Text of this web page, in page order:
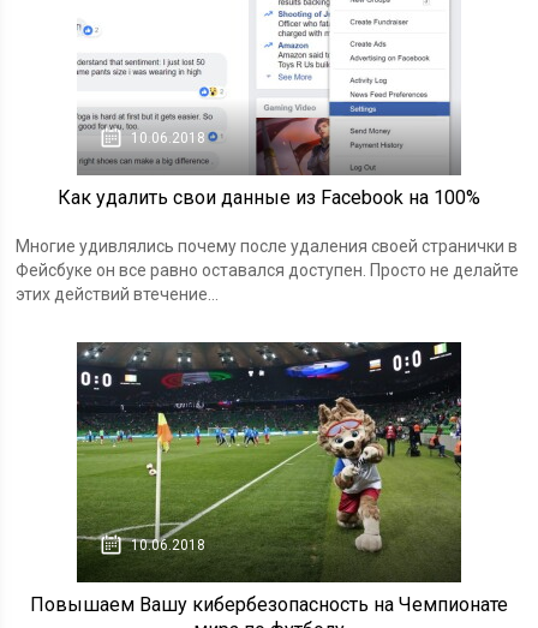
10.06.2018
Как удалить свои данные из Facebook на 100%
Многие удивлялись почему после удаления своей странички в
Фейсбуке он все равно оставался доступен. Просто не делайте
этих действий втечение...
10.06.2018
Повышаем Вашу кибербезопасность на Чемпионате